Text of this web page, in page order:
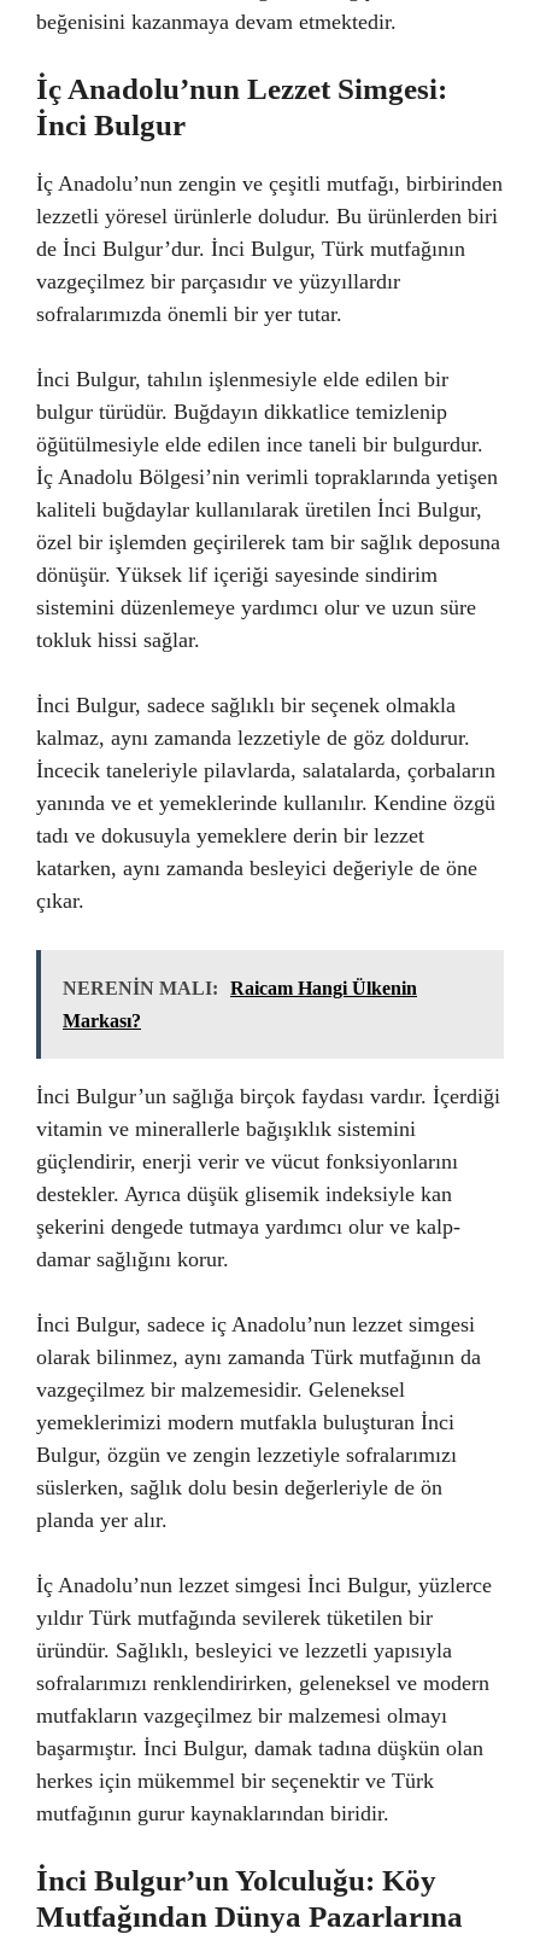
beğenisini kazanmaya devam etmektedir.
İç Anadolu’nun Lezzet Simgesi:
İnci Bulgur
İç Anadolu’nun zengin ve çeşitli mutfağı, birbirinden
lezzetli yöresel ürünlerle doludur. Bu ürünlerden biri
de İnci Bulgur’dur. İnci Bulgur, Türk mutfağının
vazgeçilmez bir parçasıdır ve yüzyıllardır
sofralarımızda önemli bir yer tutar.
İnci Bulgur, tahılın işlenmesiyle elde edilen bir
bulgur türüdür. Buğdayın dikkatlice temizlenip
öğütülmesiyle elde edilen ince taneli bir bulgurdur.
İç Anadolu Bölgesi’nin verimli topraklarında yetişen
kaliteli buğdaylar kullanılarak üretilen İnci Bulgur,
özel bir işlemden geçirilerek tam bir sağlık deposuna
dönüşür. Yüksek lif içeriği sayesinde sindirim
sistemini düzenlemeye yardımcı olur ve uzun süre
tokluk hissi sağlar.
İnci Bulgur, sadece sağlıklı bir seçenek olmakla
kalmaz, aynı zamanda lezzetiyle de göz doldurur.
İncecik taneleriyle pilavlarda, salatalarda, çorbaların
yanında ve et yemeklerinde kullanılır. Kendine özgü
tadı ve dokusuyla yemeklere derin bir lezzet
katarken, aynı zamanda besleyici değeriyle de öne
çıkar.
NERENİN MALI:
Raicam Hangi Ülkenin
Markası?
İnci Bulgur’un sağlığa birçok faydası vardır. İçerdiği
vitamin ve minerallerle bağışıklık sistemini
güçlendirir, enerji verir ve vücut fonksiyonlarını
destekler. Ayrıca düşük glisemik indeksiyle kan
şekerini dengede tutmaya yardımcı olur ve kalp-
damar sağlığını korur.
İnci Bulgur, sadece iç Anadolu’nun lezzet simgesi
olarak bilinmez, aynı zamanda Türk mutfağının da
vazgeçilmez bir malzemesidir. Geleneksel
yemeklerimizi modern mutfakla buluşturan İnci
Bulgur, özgün ve zengin lezzetiyle sofralarımızı
süslerken, sağlık dolu besin değerleriyle de ön
planda yer alır.
İç Anadolu’nun lezzet simgesi İnci Bulgur, yüzlerce
yıldır Türk mutfağında sevilerek tüketilen bir
üründür. Sağlıklı, besleyici ve lezzetli yapısıyla
sofralarımızı renklendirirken, geleneksel ve modern
mutfakların vazgeçilmez bir malzemesi olmayı
başarmıştır. İnci Bulgur, damak tadına düşkün olan
herkes için mükemmel bir seçenektir ve Türk
mutfağının gurur kaynaklarından biridir.
İnci Bulgur’un Yolculuğu: Köy
Mutfağından Dünya Pazarlarına